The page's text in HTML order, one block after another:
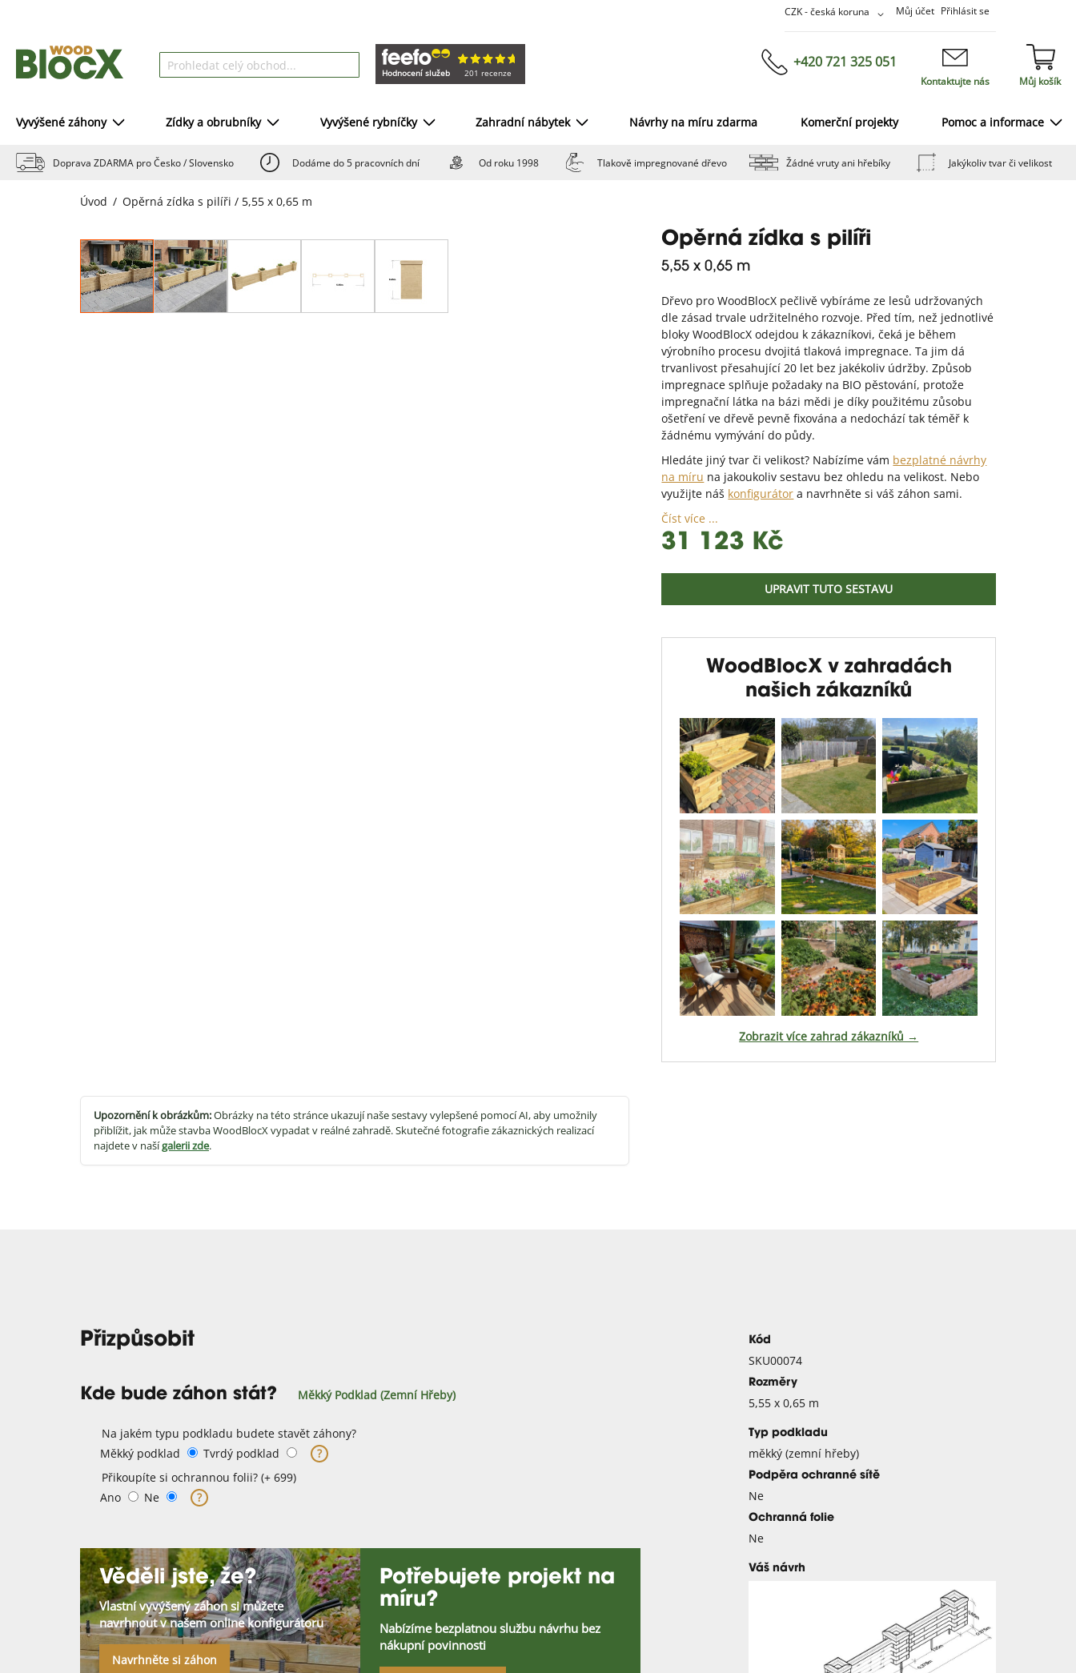
Můj účet Přihlásit se
Přejít
Měna
CZK - česká koruna
Můj košík
Hodnocení služeb 201 recenze
+420 721 325 051
Kontaktujte nás
Vyvýšené záhony Zídky a obrubníky Vyvýšené rybníčky Zahradní nábytek Návrhy na míru zdarma Komerční projekty Pomoc a informace
Doprava ZDARMA pro Česko / Slovensko Dodáme do 5 pracovních dní Od roku 1998 Tlakově impregnované dřevo Žádné vruty ani hřebíky Jakýkoliv tvar či velikost
Úvod Opěrná zídka s pilíři / 5,55 x 0,65 m
Opěrná zídka s pilíři
5,55 x 0,65 m
Dřevo pro WoodBlocX pečlivě vybíráme ze lesů udržovaných
dle zásad trvale udržitelného rozvoje. Před tím, než jednotlivé
bloky WoodBlocX odejdou k zákazníkovi, čeká je během
výrobního procesu dvojitá tlaková impregnace. Ta jim dá
trvanlivost přesahující 20 let bez jakékoliv údržby. Způsob
impregnace splňuje požadaky na BIO pěstování, protože
impregnační látka na bázi mědi je díky použitému zůsobu
ošetření ve dřevě pevně fixována a nedochází tak téměř k
žádnému vymývání do půdy.
Hledáte jiný tvar či velikost? Nabízíme vám bezplatné návrhy
na míru na jakoukoliv sestavu bez ohledu na velikost. Nebo
využijte náš konfigurátor a navrhněte si váš záhon sami.
Číst více ...
31 123 Kč
UPRAVIT TUTO SESTAVU
WoodBlocX v zahradách
našich zákazníků
Zobrazit více zahrad zákazníků →
Upozornění k obrázkům:Obrázky na této stránce ukazují naše sestavy vylepšené pomocí AI, aby umožnily
přiblížit, jak může stavba WoodBlocX vypadat v reálné zahradě. Skutečné fotografie zákaznických realizací
najdete v našígalerii zde.
Přizpůsobit
Kde bude záhon stát? Měkký Podklad (zemní Hřeby)
Na jakém typu podkladu budete stavět záhony?
Měkký podklad
Tvrdý podklad
?
Přikoupíte si ochrannou folii? (+ 699)
Ano
Ne ?
Věděli jste, že?
Vlastní vyvýšený záhon si můžete
navrhnout v našem online konfigurátoru
Navrhněte si záhon
Potřebujete projekt na
míru?
Nabízíme bezplatnou službu návrhu bez
nákupní povinnosti
Kód
SKU00074
Rozměry
5,55 x 0,65 m
Typ podkladu
měkký (zemní hřeby)
Podpěra ochranné sítě
Ne
Ochranná folie
Ne
Váš návrh